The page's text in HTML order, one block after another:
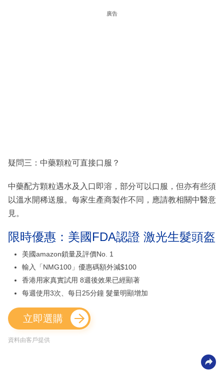
廣告
疑問三：中藥顆粒可直接口服？
中藥配方顆粒遇水及入口即溶，部分可以口服，但亦有些須
以溫水開稀送服。每家生產商製作不同，應請教相關中醫意
見。
限時優惠：美國FDA認證 激光生髮頭盔
美國amazon鎖量及評價No. 1
輸入「NMG100」優惠碼額外減$100
香港用家真實試用 8週後效果已經顯著
每週使用3次、每日25分鐘 髮量明顯增加
立即選購
資料由客戶提供